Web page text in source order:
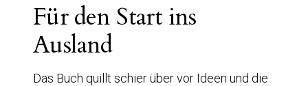
Für den Start ins
Ausland
Das Buch quillt schier über vor Ideen und die